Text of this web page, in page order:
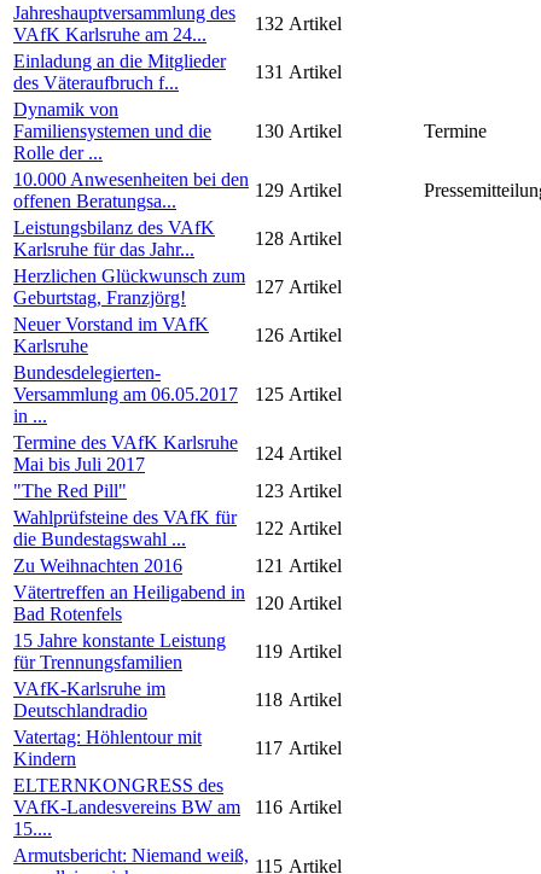
Jahreshauptversammlung des
VAfK Karlsruhe am 24...
132 Artikel
Einladung an die Mitglieder
des Väteraufbruch f...
131 Artikel
Dynamik von
Familiensystemen und die
Rolle der ...
130 Artikel Termine
10.000 Anwesenheiten bei den
offenen Beratungsa...
129 Artikel
Leistungsbilanz des VAfK
Karlsruhe für das Jahr...
128 Artikel
Herzlichen Glückwunsch zum
Geburtstag, Franzjörg!
127 Artikel
Neuer Vorstand im VAfK
Karlsruhe
126 Artikel
Bundesdelegierten-
Versammlung am 06.05.2017
in ...
125 Artikel
Termine des VAfK Karlsruhe
Mai bis Juli 2017
124 Artikel
"The Red Pill"
123 Artikel
Wahlprüfsteine des VAfK für
die Bundestagswahl ...
122 Artikel
Zu Weihnachten 2016
121 Artikel
Vätertreffen an Heiligabend in
Bad Rotenfels
120 Artikel
15 Jahre konstante Leistung
für Trennungsfamilien
119 Artikel
VAfK-Karlsruhe im
Deutschlandradio
118 Artikel
Vatertag: Höhlentour mit
Kindern
117 Artikel
ELTERNKONGRESS des
VAfK-Landesvereins BW am
15....
116 Artikel
Armutsbericht: Niemand weiß,
115 Artikel